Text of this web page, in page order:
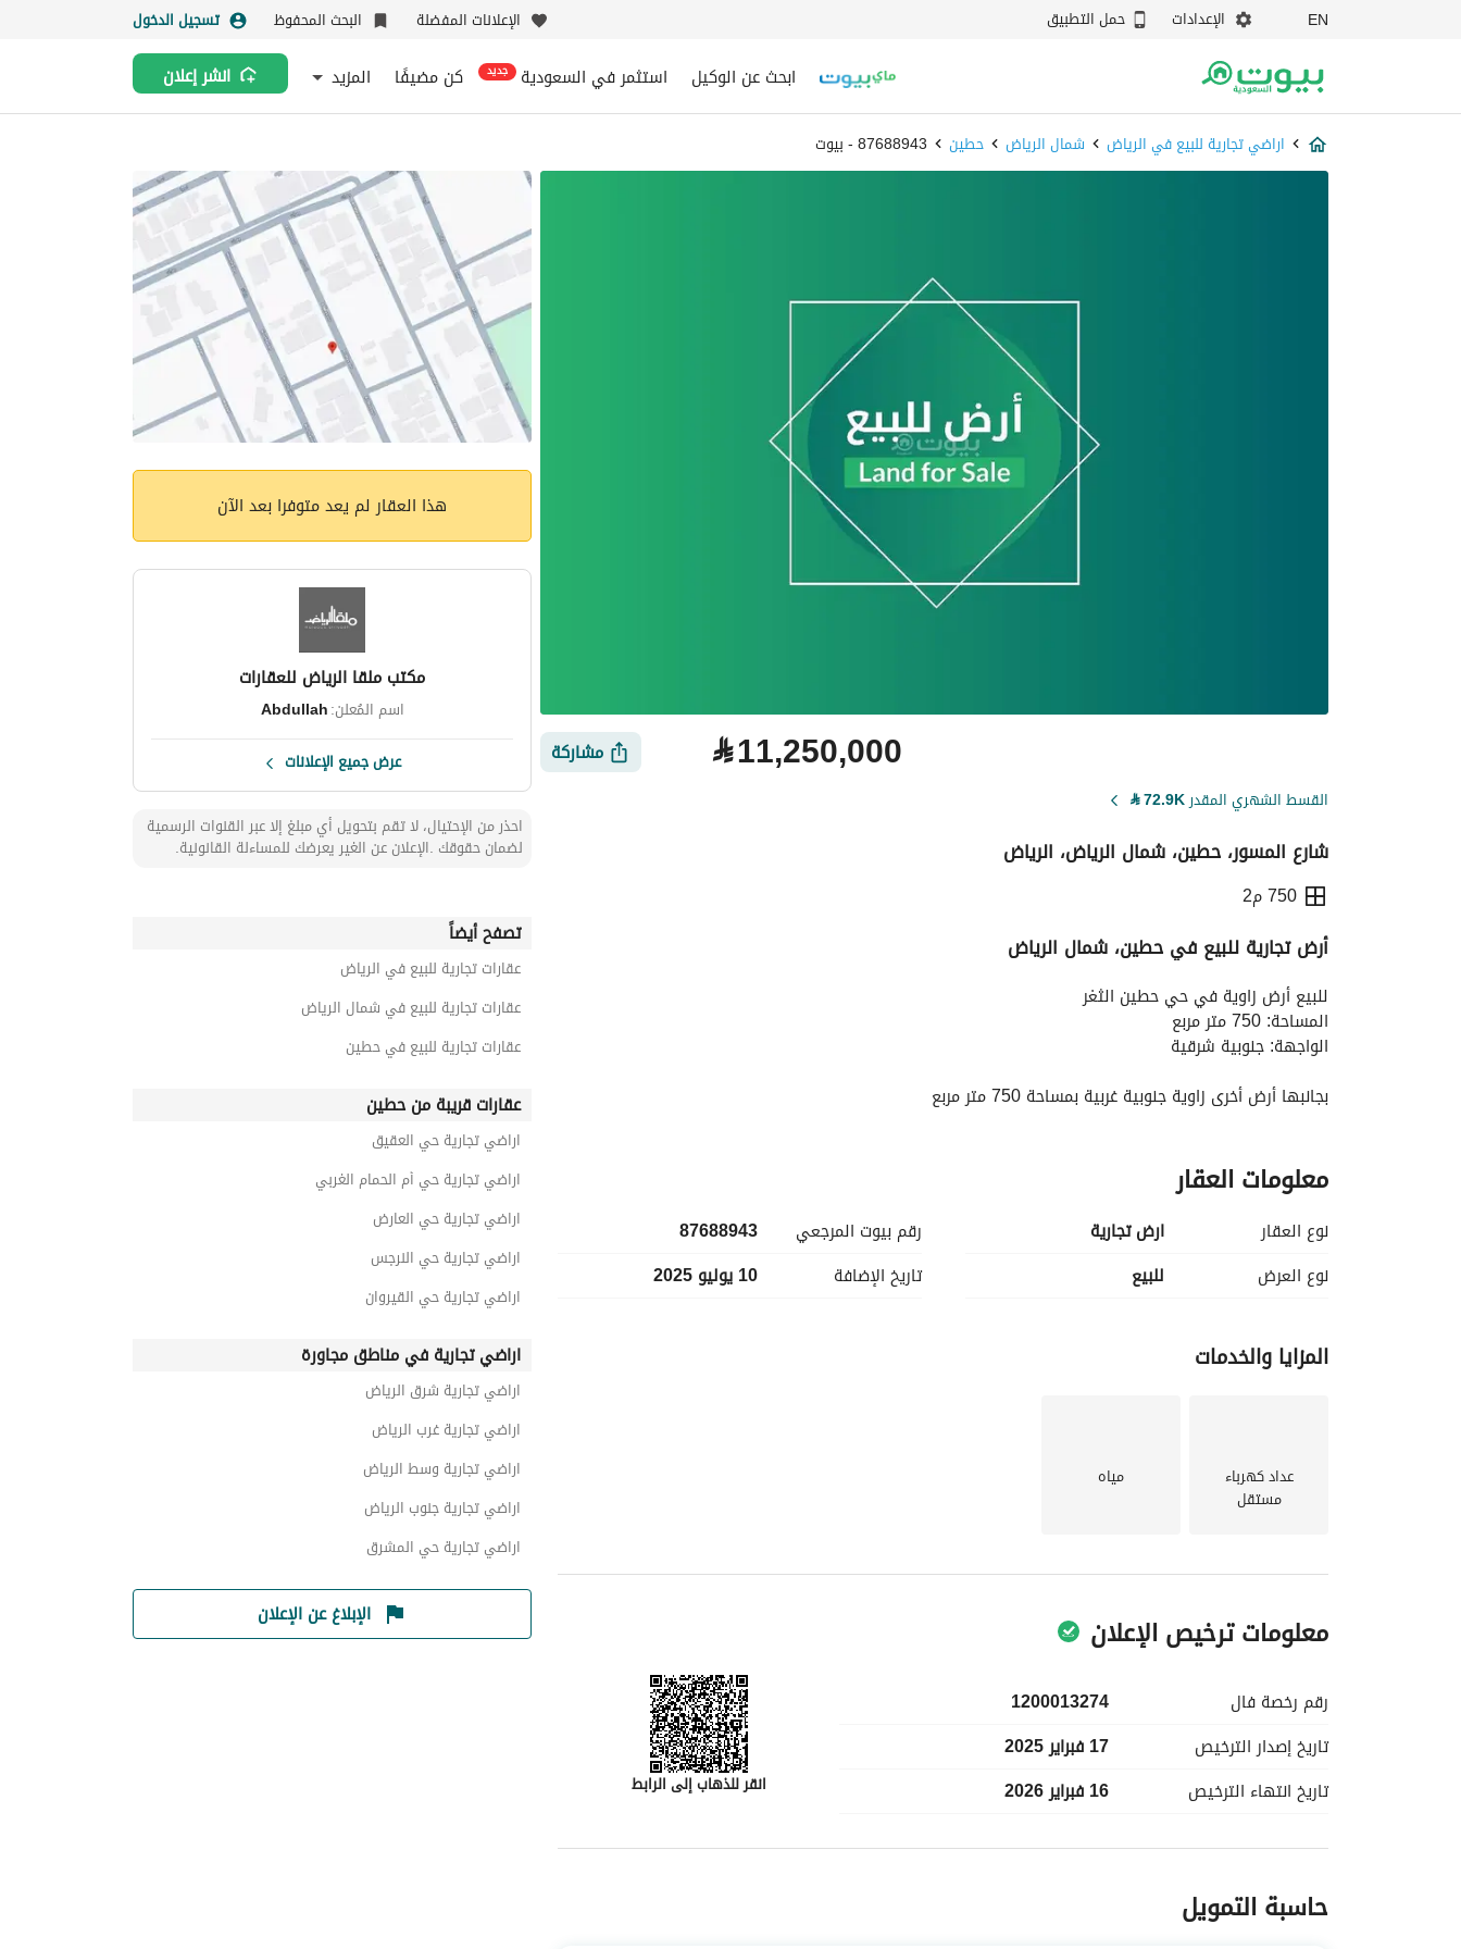
EN الإعدادات حمل التطبيق الإعلانات المفضلة البحث المحفوظ تسجيل الدخول
ابحث عن الوكيل استثمر في السعودية جديد كن مضيفًا المزيد انشر إعلان
اراضي تجارية للبيع في الرياض شمال الرياض حطين 87688943 - بيوت
⃁11,250,000 مشاركة
القسط الشهري المقدر72.9K
⃁
شارع المسور، حطين، شمال الرياض، الرياض
750 م2
معلومات ترخيص الإعلان
أرض تجارية للبيع في حطين، شمال الرياض
للبيع أرض زاوية في حي حطين الثغر
المساحة: 750 متر مربع
الواجهة: جنوبية شرقية
بجانبها أرض أخرى زاوية جنوبية غربية بمساحة 750 متر مربع
تقع على ثلاث شوارع:
شارع 15 غربي
شارع 10 جنوبي
شارع 20 شرقي
المساحة الإجمالية: 1500 متر مربع
معلومات العقار
نوع العقار
ارض تجارية
نوع العرض
للبيع
رقم بيوت المرجعي
87688943
تاريخ الإضافة
10 يوليو 2025
المزايا والخدمات
عداد كهرباء
مستقل
مياه
معلومات ترخيص الإعلان
رقم رخصة فال
1200013274
تاريخ إصدار الترخيص
17 فبراير 2025
تاريخ انتهاء الترخيص 16 فبراير 2026 انقر للذهاب إلى الرابط
معلومات مسؤول الإعلان
اسم المسؤول -حاسبة التمويل
هذا العقار لم يعد متوفرا بعد الآن
مكتب ملقا الرياض للعقارات
اسم المُعلن:Abdullah
عرض جميع الإعلانات
احذر من الإحتيال، لا تقم بتحويل أي مبلغ إلا عبر القنوات الرسمية
لضمان حقوقك .الإعلان عن الغير يعرضك للمساءلة القانونية.
تصفح أيضاً
عقارات تجارية للبيع في الرياض
عقارات تجارية للبيع في شمال الرياض
عقارات تجارية للبيع في حطين
عقارات قريبة من حطين
اراضي تجارية حي العقيق
اراضي تجارية حي أم الحمام الغربي
اراضي تجارية حي العارض
اراضي تجارية حي النرجس
اراضي تجارية حي القيروان
اراضي تجارية في مناطق مجاورة
اراضي تجارية شرق الرياض
اراضي تجارية غرب الرياض
اراضي تجارية وسط الرياض
اراضي تجارية جنوب الرياض
اراضي تجارية حي المشرق
الإبلاغ عن الإعلان